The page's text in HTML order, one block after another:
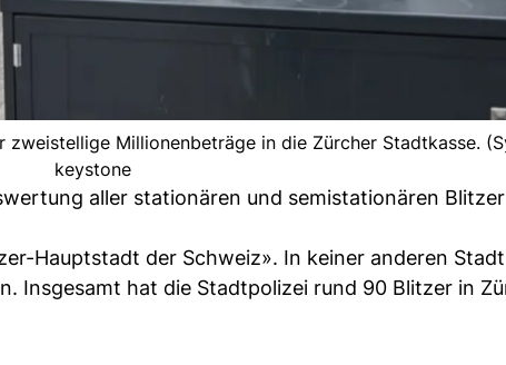
zweistellige Millionenbeträge in die Zürcher Stadtkasse.
keystone
aller stationären und semistationären
Hauptstadt der Schweiz». In keiner anderen
Insgesamt hat die Stadtpolizei rund 90 Blitzer in